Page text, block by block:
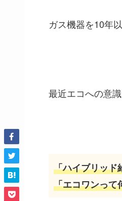
ガス機器を10年
最近エコへの意
「ハイブリッド
「エコワンって